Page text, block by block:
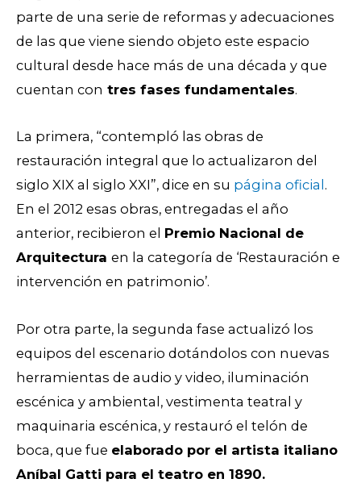
parte de una serie de reformas y adecuaciones
de las que viene siendo objeto este espacio
cultural desde hace más de una década y que
cuentan con tres fases fundamentales.
La primera, “contempló las obras de
restauración integral que lo actualizaron del
siglo XIX al siglo XXI”, dice en su página oficial .
En el 2012 esas obras, entregadas el año
anterior, recibieron el Premio Nacional de
Arquitectura en la categoría de ‘Restauración e
intervención en patrimonio’.
Por otra parte, la segunda fase actualizó los
equipos del escenario dotándolos con nuevas
herramientas de audio y video, iluminación
escénica y ambiental, vestimenta teatral y
maquinaria escénica, y restauró el telón de
boca, que fue elaborado por el artista italiano
Aníbal Gatti para el teatro en 1890.